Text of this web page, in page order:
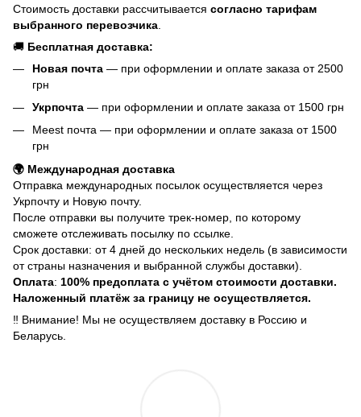
Стоимость доставки рассчитывается согласно тарифам
выбранного перевозчика
🚚 Бесплатная доставка:
Новая почта — при оформлении и оплате заказа от 2500
грн
Укрпочта — при оформлении и оплате заказа от 1500 грн
Meest почта — при оформлении и оплате заказа от 1500
грн
🌍 Международная доставка
Отправка международных посылок осуществляется через
Укрпочту и Новую почту.
После отправки вы получите трек-номер, по которому
сможете отслеживать посылку по ссылке.
Срок доставки: от 4 дней до нескольких недель (в зависимости
от страны назначения и выбранной службы доставки).
Оплата: 100% предоплата с учётом стоимости доставки.
Наложенный платёж за границу не осуществляется.
‼️ Внимание! Мы не осуществляем доставку в Россию и
Беларусь.